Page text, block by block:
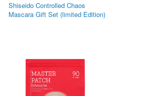
Shiseido Controlled Chaos
Mascara Gift Set (limited Edition)